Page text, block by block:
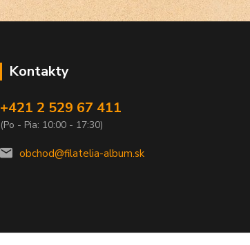
Kontakty
+421 2 529 67 411
(Po - Pia: 10:00 - 17:30)
obchod@filatelia-album.sk